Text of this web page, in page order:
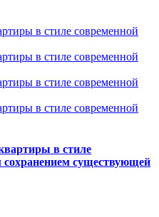
в стиле современной
в стиле современной
в стиле современной
в стиле современной
в стиле
существующей